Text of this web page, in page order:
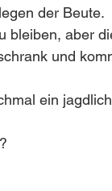
der Beute.
bleiben, aber
und
ein